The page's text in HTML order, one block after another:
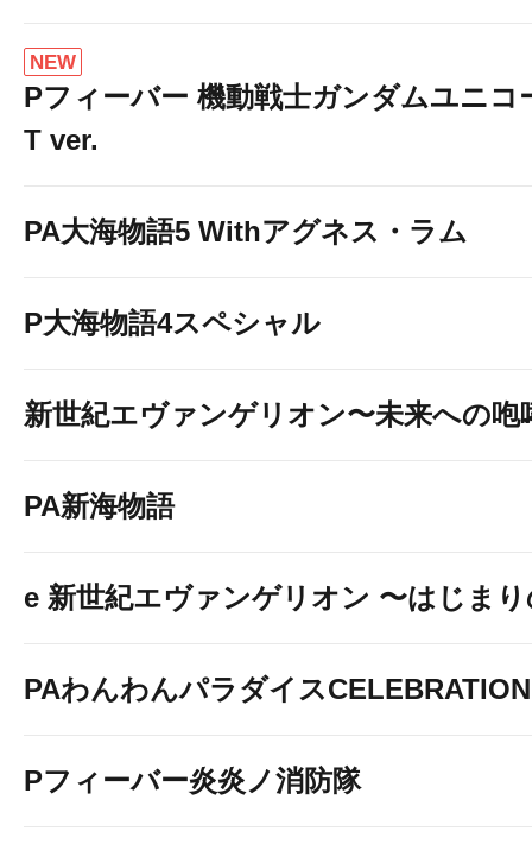
NEW
Pフィーバー 機動戦士ガンダムユニコ
T ver.
PA大海物語5 Withアグネス・ラム
P大海物語4スペシャル
新世紀エヴァンゲリオン〜未来への咆
PA新海物語
e 新世紀エヴァンゲリオン 〜はじま
PAわんわんパラダイスCELEBRATION
Pフィーバー炎炎ノ消防隊